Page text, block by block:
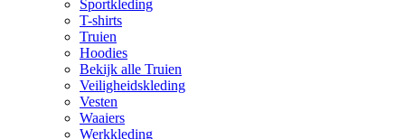
Sportkleding
T-shirts
Truien
Hoodies
Bekijk alle Truien
Veiligheidskleding
Vesten
Waaiers
Werkkleding